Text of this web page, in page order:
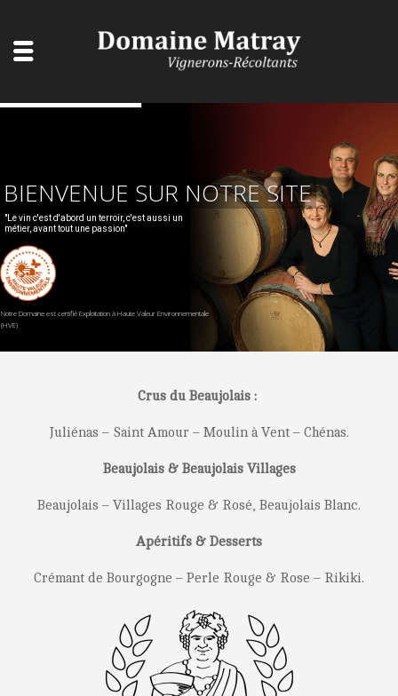
"Le vin c'est d'abord un terroir, c'est aussi un
BIENVENUE SUR NOTRE SITE
Notre Domaine est certifié Exploitation à Haute Valeur Environnementale
Crus du Beaujolais :
Juliénas – Saint Amour – Moulin à Vent – Chénas.
Beaujolais & Beaujolais Villages
Beaujolais – Villages Rouge & Rosé, Beaujolais Blanc.
Apéritifs & Desserts
Crémant de Bourgogne – Perle Rouge & Rose – Rikiki.